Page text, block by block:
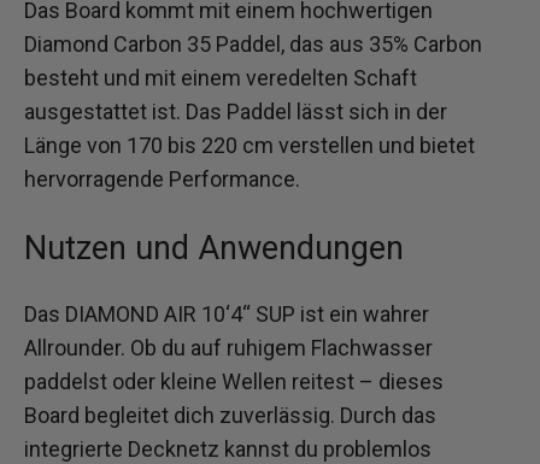
Das Board kommt mit einem hochwertigen
Diamond Carbon 35 Paddel, das aus 35% Carbon
besteht und mit einem veredelten Schaft
ausgestattet ist. Das Paddel lässt sich in der
Länge von 170 bis 220 cm verstellen und bietet
hervorragende Performance.
Nutzen und Anwendungen
Das DIAMOND AIR 10‘4“ SUP ist ein wahrer
Allrounder. Ob du auf ruhigem Flachwasser
paddelst oder kleine Wellen reitest – dieses
Board begleitet dich zuverlässig. Durch das
integrierte Decknetz kannst du problemlos